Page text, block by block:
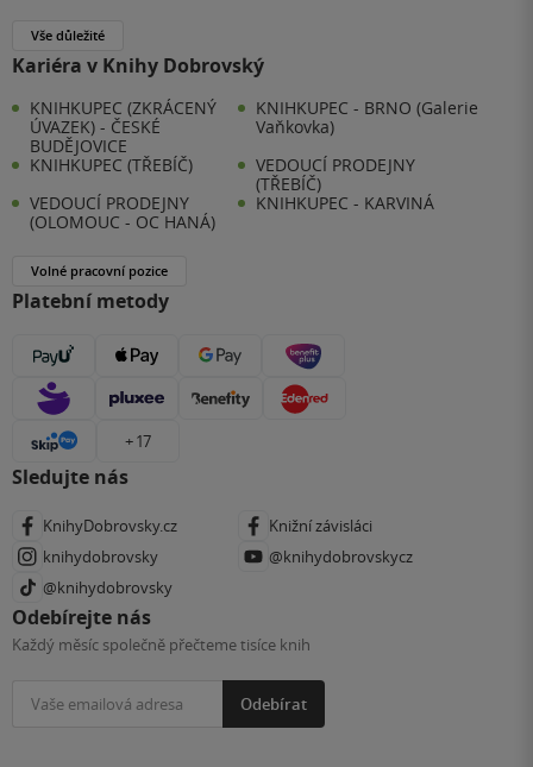
Vše důležité
Kariéra v Knihy Dobrovský
KNIHKUPEC (ZKRÁCENÝ
ÚVAZEK) - ČESKÉ
BUDĚJOVICE
KNIHKUPEC - BRNO (Galerie
Vaňkovka)
KNIHKUPEC (TŘEBÍČ)
VEDOUCÍ PRODEJNY
(TŘEBÍČ)
VEDOUCÍ PRODEJNY
(OLOMOUC - OC HANÁ)
KNIHKUPEC - KARVINÁ
Volné pracovní pozice
Platební metody
+ 17
Sledujte nás
KnihyDobrovsky.cz
Knižní závisláci
knihydobrovsky
@knihydobrovskycz
@knihydobrovsky
Odebírejte nás
Každý měsíc společně přečteme tisíce knih
Odebírat